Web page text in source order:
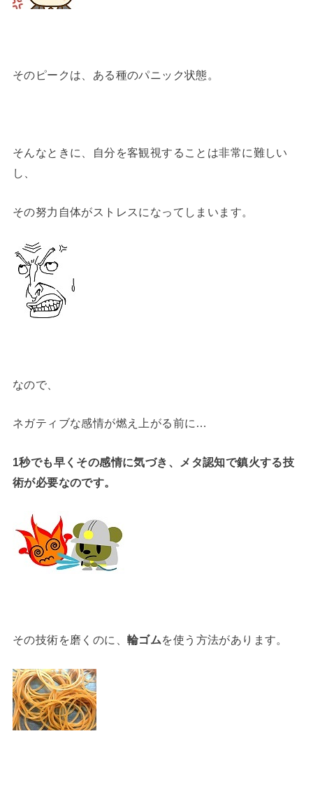
そのピークは、ある種のパニック状態。
そんなときに、自分を客観視することは非常に難しい
し、
その努力自体がストレスになってしまいます。
なので、
ネガティブな感情が燃え上がる前に…
1秒でも早くその感情に気づき、
メタ認知で鎮火する技
術が必要なのです。
その技術を磨くのに、輪ゴムを使う方法があります。